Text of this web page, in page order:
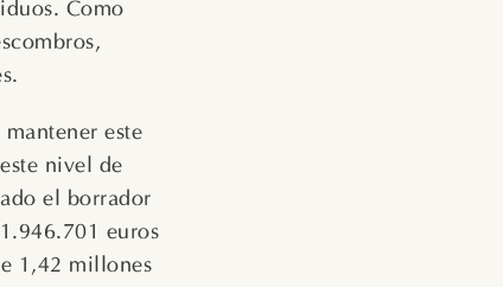
Como
este
nivel de
el borrador
euros
1,42 millones